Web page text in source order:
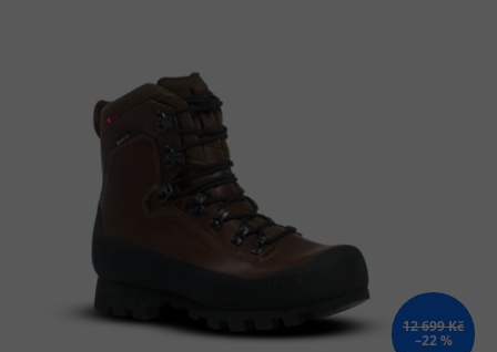
12 699 Kč
–22 %